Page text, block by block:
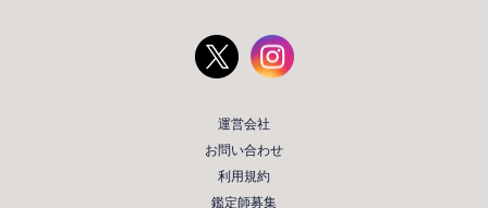
運営会社
お問い合わせ
利用規約
鑑定師募集